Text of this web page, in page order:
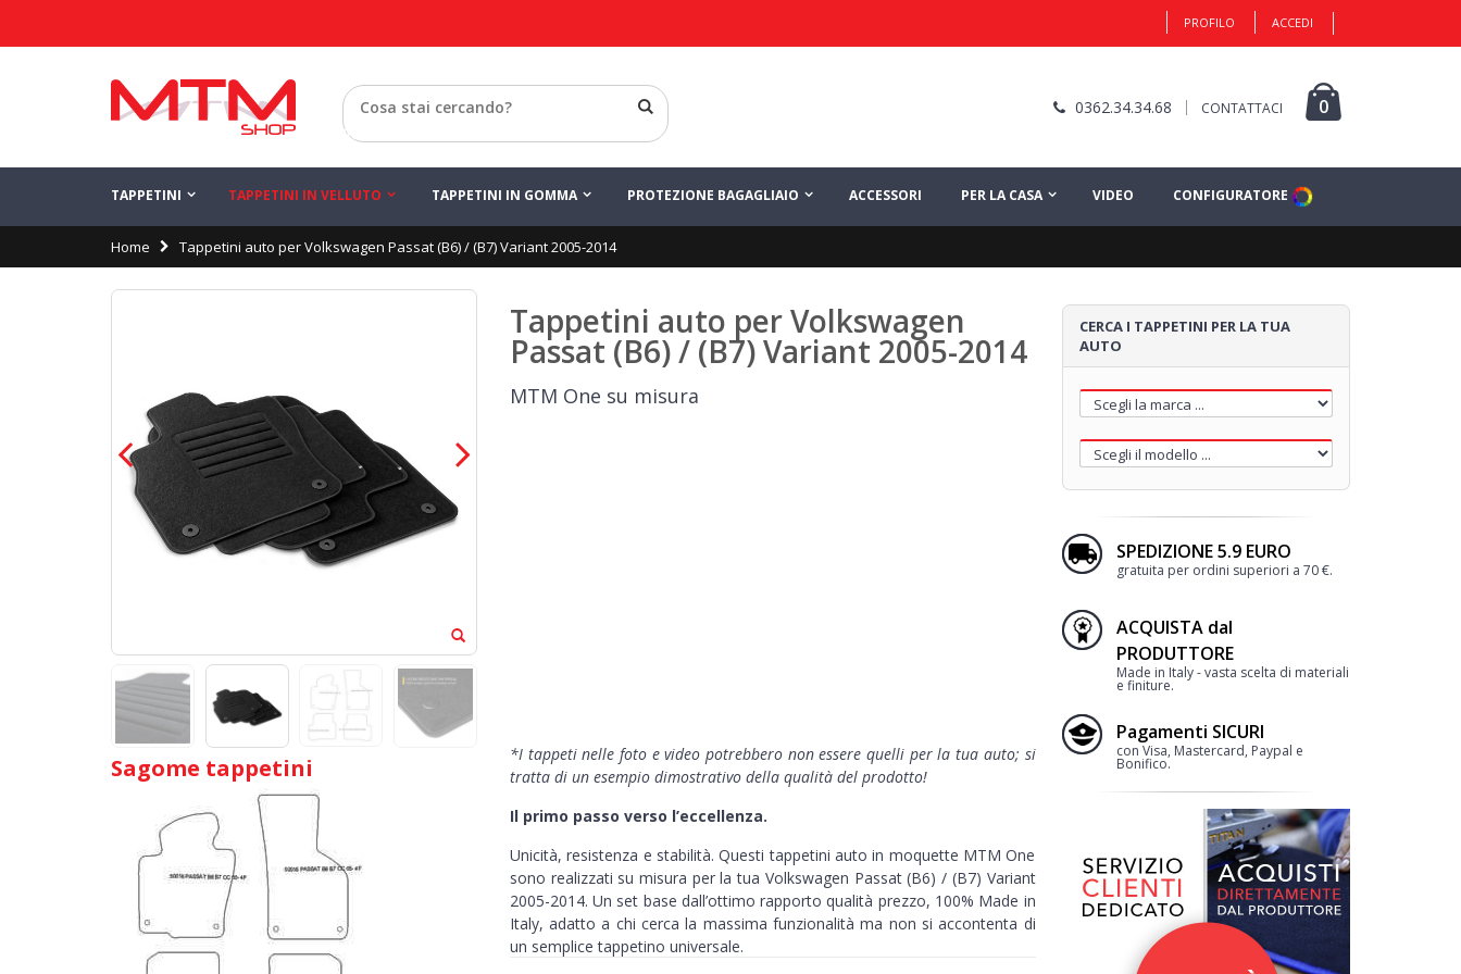
PROFILO ACCEDI
0362.34.34.68 CONTATTACI 0
Indietro
TAPPETINI TAPPETINI IN VELLUTO TAPPETINI IN GOMMA PROTEZIONE BAGAGLIAIO ACCESSORI PER LA CASA VIDEO CONFIGURATORE
Home Tappetini auto per Volkswagen Passat (B6) / (B7) Variant 2005-2014
Sagome tappetini
Tappetini auto per Volkswagen
Passat (B6) / (B7) Variant 2005-2014
MTM One su misura
*I tappeti nelle foto e video potrebbero non essere quelli per la tua auto; si
tratta di un esempio dimostrativo della qualità del prodotto!
Il primo passo verso l’eccellenza.
Unicità, resistenza e stabilità. Questi tappetini auto in moquette MTM One
sono realizzati su misura per la tua Volkswagen Passat (B6) / (B7) Variant
2005-2014. Un set base dall’ottimo rapporto qualità prezzo, 100% Made in
Italy,adatto a chi cerca la massima funzionalità ma non si accontenta di
un semplice tappetino universale.
CERCA I TAPPETINI PER LA TUA
AUTO
SPEDIZIONE 5.9 EURO
gratuita per ordini superiori a 70 €.
ACQUISTA dal
PRODUTTORE
Made in Italy - vasta scelta di materiali
e finiture.
Pagamenti SICURI
con Visa, Mastercard, Paypal e
Bonifico.